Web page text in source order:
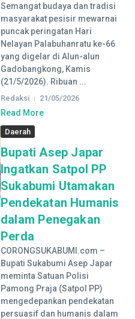
Semangat budaya dan tradisi
masyarakat pesisir mewarnai
puncak peringatan Hari
Nelayan Palabuhanratu ke-66
yang digelar di Alun-alun
Gadobangkong, Kamis
(21/5/2026). Ribuan ...
Redaksi 21/05/2026
Read More
Daerah
Bupati Asep Japar
Ingatkan Satpol PP
Sukabumi Utamakan
Pendekatan Humanis
dalam Penegakan
Perda
CORONGSUKABUMI.com –
Bupati Sukabumi Asep Japar
meminta Satuan Polisi
Pamong Praja (Satpol PP)
mengedepankan pendekatan
persuasif dan humanis dalam